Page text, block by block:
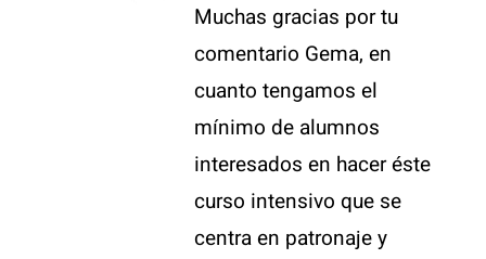
Muchas gracias por tu
comentario Gema, en
cuanto tengamos el
mínimo de alumnos
interesados en hacer éste
curso intensivo que se
centra en patronaje y